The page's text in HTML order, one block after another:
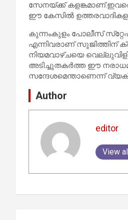
സേനയ്ക്ക്
ഈ കേസില്‍
കുന്നംകുളം പോലീസ്
എന്നിവരാണ് സുജിത്തിന്
നിയമവാഴ്ചയെ
അടിച്ചുതകര്‍ത്ത ഈ
സന്ദേശമെന്താണെന്ന്
Author
editor
View